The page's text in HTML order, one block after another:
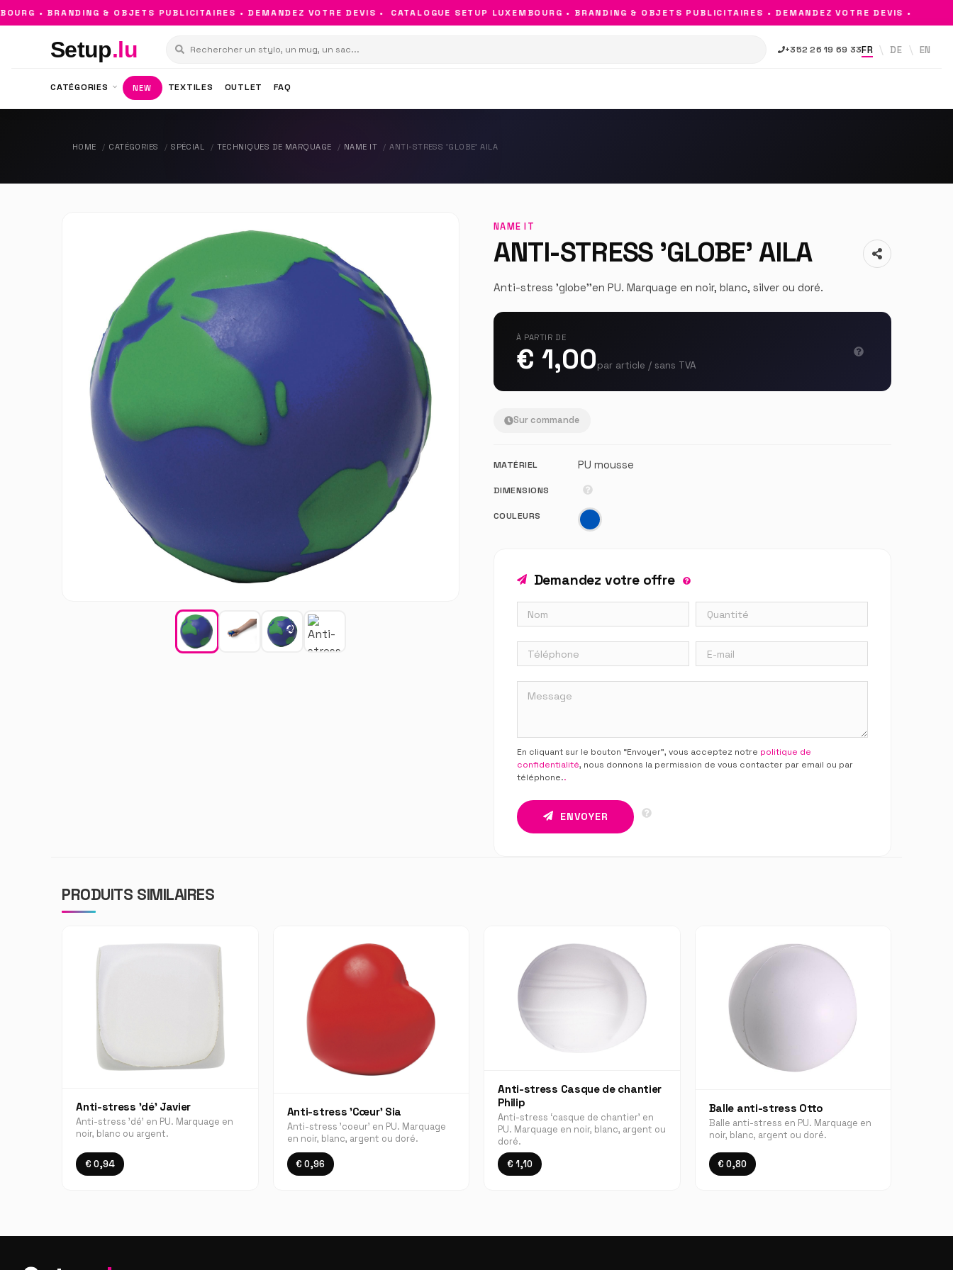
• BRANDING & OBJETS PUBLICITAIRES • DEMANDEZ VOTRE DEVIS • CATALOGUE SETUP LUXEMBOURG • BRANDING & OBJETS PUBLICITAIRES • DEMANDEZ VOTRE DEVIS •
Setup.lu +352 26 19 69 33FR DE EN
CATÉGORIES NEW TEXTILES OUTLET FAQ
HOME CATÉGORIES SPÉCIAL TECHNIQUES DE MARQUAGE NAME IT ANTI-STRESS 'GLOBE' AILA
NAME IT
ANTI-STRESS 'GLOBE' AILA
Anti-stress 'globe''en PU. Marquage en noir, blanc, silver ou doré.
À PARTIR DE
€ 1,00par article / sans TVA
Sur commande
MATÉRIEL PU mousse
DIMENSIONS
COULEURS
Demandez votre offre
En cliquant sur le bouton “Envoyer”, vous acceptez notre politique de
confidentialité, nous donnons la permission de vous contacter par email ou par
téléphone..
ENVOYER
PRODUITS SIMILAIRES
Anti-stress 'dé' Javier
Anti-stress 'dé' en PU. Marquage en
noir, blanc ou argent.
€ 0,94
Anti-stress 'Cœur' Sia
Anti-stress 'coeur' en PU. Marquage
en noir, blanc, argent ou doré.
€ 0,96
Anti-stress Casque de chantier
Philip
Anti-stress ‘casque de chantier’ en
PU. Marquage en noir, blanc, argent ou
doré.
€ 1,10
Balle anti-stress Otto
Balle anti-stress en PU. Marquage en
noir, blanc, argent ou doré.
€ 0,80